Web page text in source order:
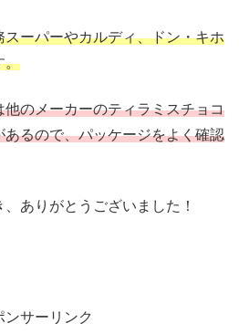
ーパーやカルディ、ドン・キホ
。
のメーカーのティラミスチョコ
るので、パッケージをよく確認
ありがとうございました！
ンサーリンク